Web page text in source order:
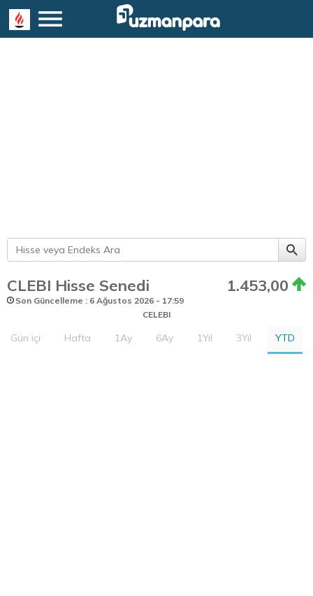
CLEBI Hisse Senedi 1.453,00
Son Güncelleme : 6 Ağustos 2026 - 17:59
CELEBI
Gün içi Hafta 1Ay 6Ay 1Yıl 3Yıl YTD